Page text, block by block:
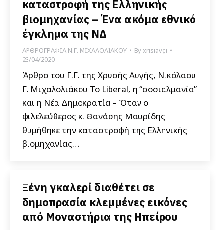
καταστροφή της Ελληνικής
βιομηχανίας – Ένα ακόμα εθνικό
έγκλημα της ΝΔ
ΑΡΘΡΟΓΡΑΦΙΑ Ν.Γ. ΜΙΧΑΛΟΛΙΑΚΟΥ Byxrisiavgi
23/04/2020
Άρθρο του Γ.Γ. της Χρυσής Αυγής, Νικόλαου
Γ. Μιχαλολιάκου Το Liberal, η “σοσιαλμανία”
και η Νέα Δημοκρατία – Όταν ο
φιλελεύθερος κ. Θανάσης Μαυρίδης
θυμήθηκε την καταστροφή της Ελληνικής
βιομηχανίας…
Ξένη γκαλερί διαθέτει σε
δημοπρασία κλεμμένες εικόνες
από Μοναστήρια της Ηπείρου